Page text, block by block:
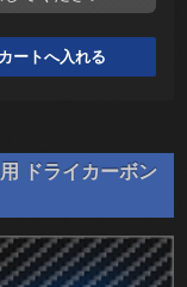
ドライカーボン